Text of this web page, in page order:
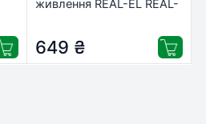
живлення REAL-EL REAL-
649 ₴